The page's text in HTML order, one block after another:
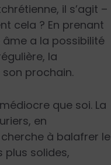
il s’agit –
cela ? En prenant
âme a la possibilité
la
prochain.
que soi. La
en
à balafrer le
plus solides,